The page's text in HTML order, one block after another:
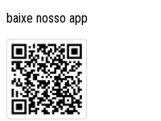
baixe nosso app